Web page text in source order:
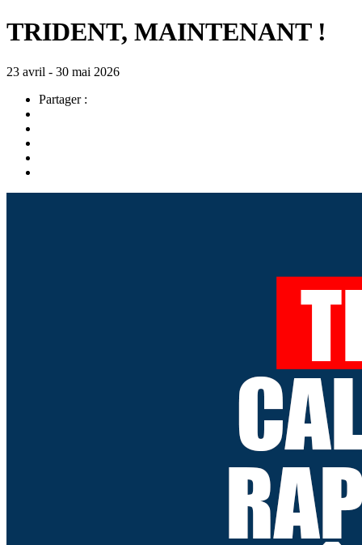
TRIDENT, MAINTENANT !
23 avril - 30 mai 2026
Partager :